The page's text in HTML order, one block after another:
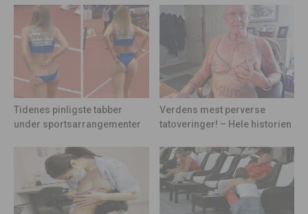
Tidenes pinligste tabber
under sportsarrangementer
Verdens mest perverse
tatoveringer! – Hele historien